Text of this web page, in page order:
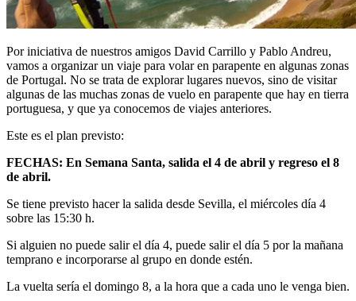
Por iniciativa de nuestros amigos David Carrillo y Pablo Andreu,
vamos a organizar un viaje para volar en parapente en algunas zonas
de Portugal. No se trata de explorar lugares nuevos, sino de visitar
algunas de las muchas zonas de vuelo en parapente que hay en tierra
portuguesa, y que ya conocemos de viajes anteriores.
Este es el plan previsto:
FECHAS: En Semana Santa, salida el 4 de abril y regreso el 8
de abril.
Se tiene previsto hacer la salida desde Sevilla, el miércoles día 4
sobre las 15:30 h.
Si alguien no puede salir el día 4, puede salir el día 5 por la mañana
temprano e incorporarse al grupo en donde estén.
La vuelta sería el domingo 8, a la hora que a cada uno le venga bien.